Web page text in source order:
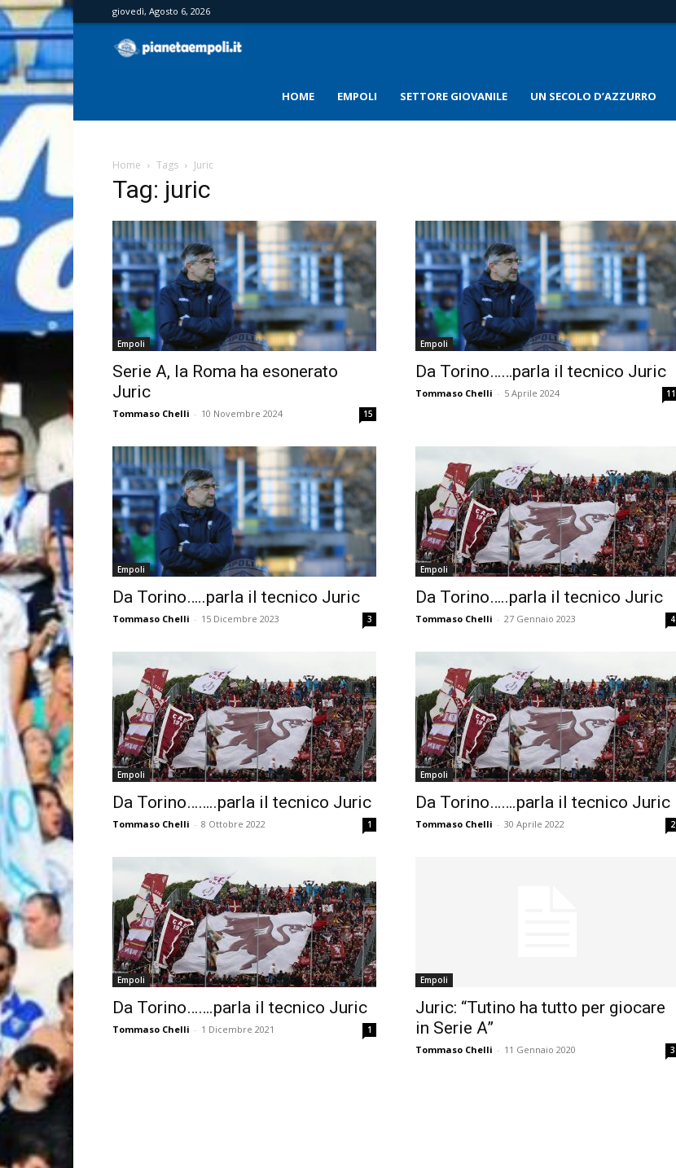
giovedì, Agosto 6, 2026
HOME EMPOLI SETTORE GIOVANILE UN SECOLO D’AZZURRO
Home Tags Juric
Tag: juric
Empoli
Serie A, la Roma ha esonerato
Juric
Tommaso Chelli - 10 Novembre 2024 15
Empoli
Da Torino……parla il tecnico Juric
Tommaso Chelli - 5 Aprile 2024 11
Empoli
Da Torino…..parla il tecnico Juric
Tommaso Chelli - 15 Dicembre 2023 3
Empoli
Da Torino…..parla il tecnico Juric
Tommaso Chelli - 27 Gennaio 2023 4
Empoli
Da Torino……..parla il tecnico Juric
Tommaso Chelli - 8 Ottobre 2022 1
Empoli
Da Torino…….parla il tecnico Juric
Tommaso Chelli - 30 Aprile 2022 2
Empoli
Da Torino…….parla il tecnico Juric
Tommaso Chelli - 1 Dicembre 2021 1
Empoli
Juric: “Tutino ha tutto per giocare
in Serie A”
Tommaso Chelli - 11 Gennaio 2020 3